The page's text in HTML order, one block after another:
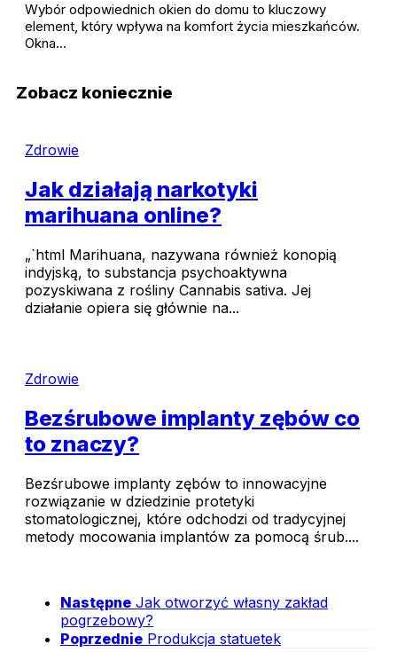
Wybór odpowiednich okien do domu to kluczowy
element, który wpływa na komfort życia mieszkańców.
Okna…
Zobacz koniecznie
Zdrowie
Jak działają narkotyki
marihuana online?
„`html Marihuana, nazywana również konopią
indyjską, to substancja psychoaktywna
pozyskiwana z rośliny Cannabis sativa. Jej
działanie opiera się głównie na...
Zdrowie
Bezśrubowe implanty zębów co
to znaczy?
Bezśrubowe implanty zębów to innowacyjne
rozwiązanie w dziedzinie protetyki
stomatologicznej, które odchodzi od tradycyjnej
metody mocowania implantów za pomocą śrub....
Następne Jak otworzyć własny zakład
pogrzebowy?
Poprzednie Produkcja statuetek